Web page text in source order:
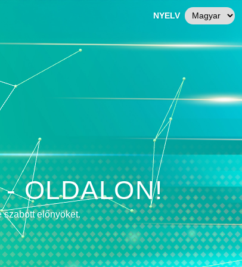
OLDALON!
szabott előnyöket.
NYELV